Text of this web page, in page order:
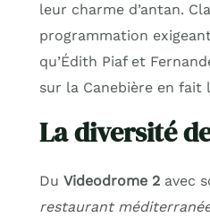
leur charme d’antan.
programmation
qu’Édith Piaf et
sur la Canebière en fait
La diversité
Du Videodrome 2avec
restaurant